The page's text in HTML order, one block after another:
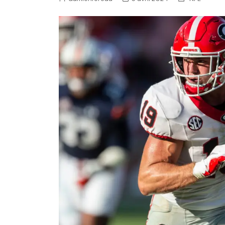
NFL – Power Rankings
Pronostics et paris NFL
Super Bowl LIX
Histoire et Légendes